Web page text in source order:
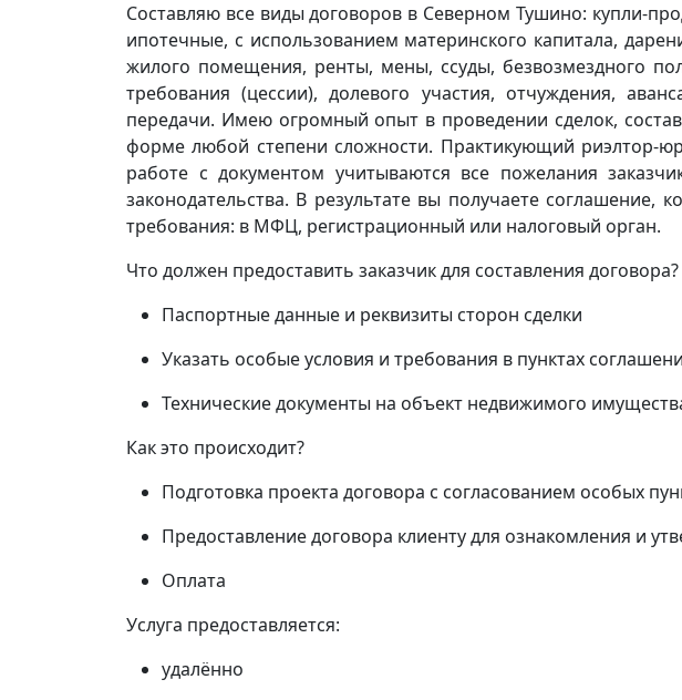
Составляю все виды договоров в Северном Тушино: купли-
ипотечные, с использованием материнского капитала,
жилого помещения, ренты, мены, ссуды, безвозмездного
требования (цессии), долевого участия, отчуждения,
передачи. Имею огромный опыт в проведении сделок,
форме любой степени сложности. Практикующий риэлтор-
работе с документом учитываются все пожелания
законодательства. В результате вы получаете соглашение,
требования: в МФЦ, регистрационный или налоговый орган.
Что должен предоставить заказчик для составления договора?
Паспортные данные и реквизиты сторон сделки
Указать особые условия и требования в пунктах
Технические документы на объект недвижимого
Как это происходит?
Подготовка проекта договора с согласованием особых
Предоставление договора клиенту для ознакомления и
Оплата
Услуга предоставляется:
удалённо